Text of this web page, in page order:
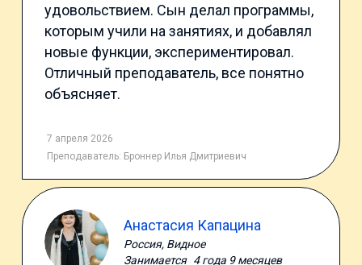
удовольствием. Сын делал программы,
которым учили на занятиях, и добавлял
новые функции, экспериментировал.
Отличный преподаватель, все понятно
объясняет.
7 апреля 2026
Преподаватель: Броннер Илья Дмитриевич
Анастасия Капацина
Россия, Видное
Занимается 4 года 9 месяцев